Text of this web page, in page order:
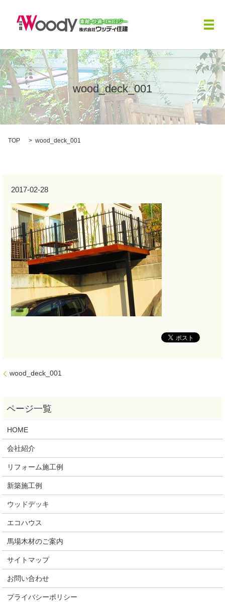
メ
wood_deck_001
TOP wood_deck_001
2017-02-28
wood_deck_001
HOME
会社紹介
リフォーム施工例
新築施工例
ウッドデッキ
エコハウス
馬場木材のご案内
サイトマップ
お問い合わせ
プライバシーポリシー